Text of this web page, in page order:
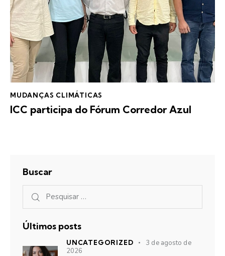
MUDANÇAS CLIMÁTICAS
ICC participa do Fórum Corredor Azul
Buscar
Últimos posts
UNCATEGORIZED
3 de agosto de
2026